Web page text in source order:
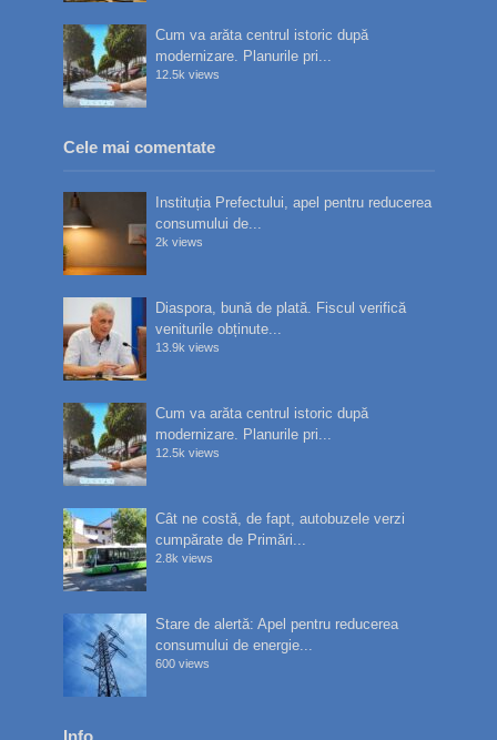
Cum va arăta centrul istoric după
modernizare. Planurile pri...
12.5k views
Cele mai comentate
Instituția Prefectului, apel pentru reducerea
consumului de...
2k views
Diaspora, bună de plată. Fiscul verifică
veniturile obținute...
13.9k views
Cum va arăta centrul istoric după
modernizare. Planurile pri...
12.5k views
Cât ne costă, de fapt, autobuzele verzi
cumpărate de Primări...
2.8k views
Stare de alertă: Apel pentru reducerea
consumului de energie...
600 views